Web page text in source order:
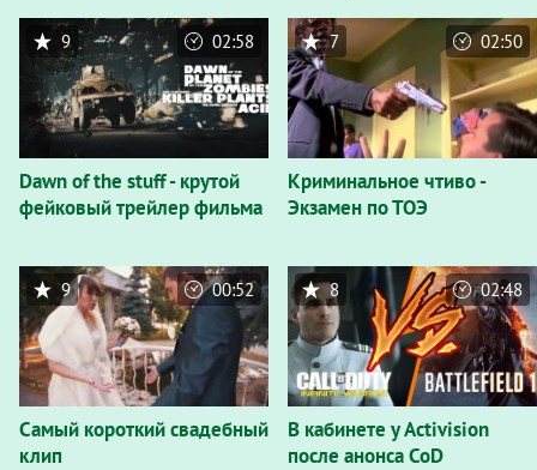
Dawn of the stuff - крутой
фейковый трейлер фильма
9 02:58
Криминальное чтиво -
Экзамен по ТОЭ
7 02:50
Самый короткий свадебный
клип
9 00:52
В кабинете у Activision
после анонса CoD
8 02:48